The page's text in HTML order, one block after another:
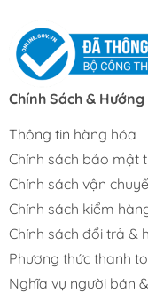
Chính Sách & Hướng
Thông tin hàng hóa
Chính sách bảo mật
Chính sách vận
Chính sách kiểm
Chính sách đổi trả &
Phương thức thanh
Nghĩa vụ người bán